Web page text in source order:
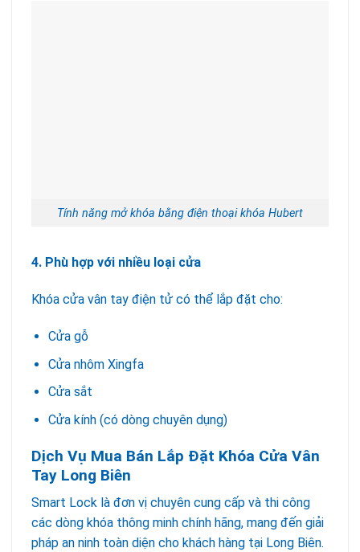
Tính năng mở khóa bằng điện thoại khóa Hubert
4. Phù hợp với nhiều loại cửa
Khóa cửa vân tay điện tử có thể lắp đặt cho:
Cửa gỗ
Cửa nhôm Xingfa
Cửa sắt
Cửa kính (có dòng chuyên dụng)
Dịch Vụ Mua Bán Lắp Đặt Khóa Cửa Vân
Tay Long Biên
Smart Lock là đơn vị chuyên cung cấp và thi công
các dòng khóa thông minh chính hãng, mang đến giải
pháp an ninh toàn diện cho khách hàng tại Long Biên.